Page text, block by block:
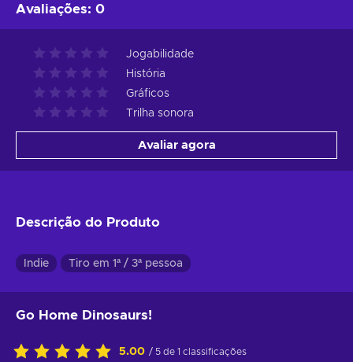
Avaliações: 0
Jogabilidade
História
Gráficos
Trilha sonora
Avaliar agora
Descrição do Produto
Indie Tiro em 1ª / 3ª pessoa
Go Home Dinosaurs!
5.00 / 5 de 1 classificações